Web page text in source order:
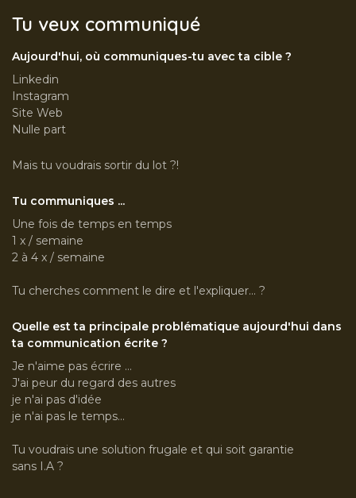
Tu veux communiqué
Aujourd'hui, où communiques-tu avec ta cible ?
Linkedin
Instagram
Site Web
Nulle part
Mais tu voudrais sortir du lot ?!
Tu communiques ...
Une fois de temps en temps
1 x / semaine
2 à 4 x / semaine
Tu cherches comment le dire et l'expliquer... ?
Quelle est ta principale problématique aujourd'hui dans
ta communication écrite ?
Je n'aime pas écrire ...
J'ai peur du regard des autres
je n'ai pas d'idée
je n'ai pas le temps...
Tu voudrais une solution frugale et qui soit garantie
sans I.A ?